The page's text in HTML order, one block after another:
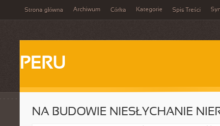
Strona główna Archiwum Córka Kategorie Spis Treści
PERU
NA BUDOWIE NIESŁYCHANIE